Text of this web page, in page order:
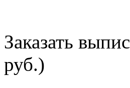
Заказать
руб.)